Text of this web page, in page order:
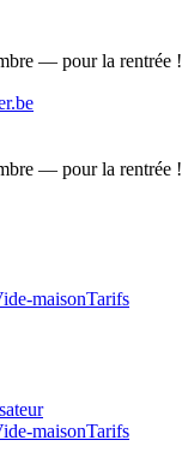
— pour la rentrée !
— pour la rentrée !
maisonTarifs
maisonTarifs